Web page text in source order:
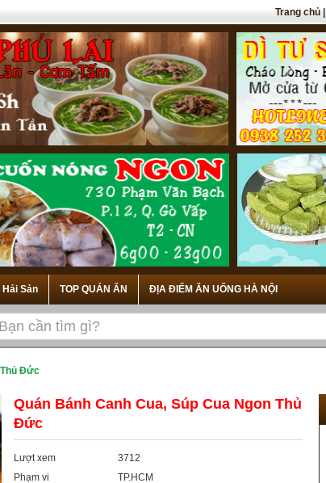
Trang chủ
Sản TOP QUÁN ĂN ĐỊA ĐIỂM ĂN UỐNG HÀ NỘI
Thủ Đức
Quán Bánh Canh Cua, Súp Cua Ngon Thủ
Đức
Lượt xem
3712
Phạm vi
TP.HCM